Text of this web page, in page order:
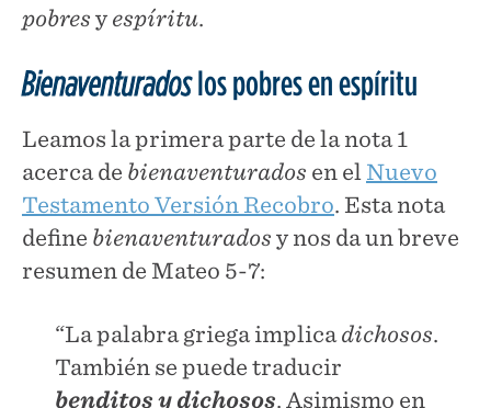
pobres y espíritu.
Bienaventuradoslos pobres en espíritu
Leamos la primera parte de la nota 1
acerca de bienaventurados en el Nuevo
Testamento Versión Recobro. Esta nota
define bienaventurados y nos da un breve
resumen de Mateo 5-7:
“La palabra griega implicadichosos.
También se puede traducir
benditos y dichosos. Asimismo en